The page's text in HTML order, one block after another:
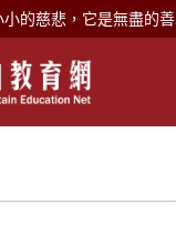
小的慈悲，它是無盡的
思緒單純，讓靈性清楚
頭，不舒服；轉個念頭
下雨，當雨過天晴，雨
業，消極是惡業，悲觀